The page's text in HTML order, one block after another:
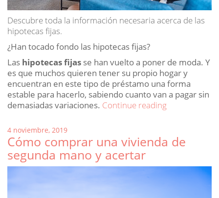
Descubre toda la información necesaria acerca de las
hipotecas fijas.
¿Han tocado fondo las hipotecas fijas?
Las hipotecas fijas se han vuelto a poner de moda. Y
es que muchos quieren tener su propio hogar y
encuentran en este tipo de préstamo una forma
estable para hacerlo, sabiendo cuanto van a pagar sin
demasiadas variaciones. Continue reading«¿Han
hipotecas
Posted
on
4 noviembre, 2019
Cómo comprar una vivienda de
segunda mano y acertar